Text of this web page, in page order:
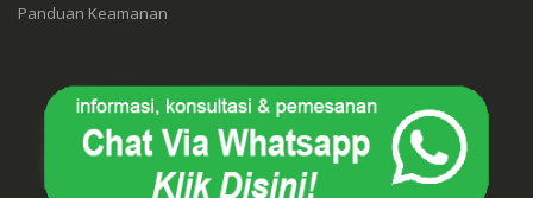
Panduan Keamanan